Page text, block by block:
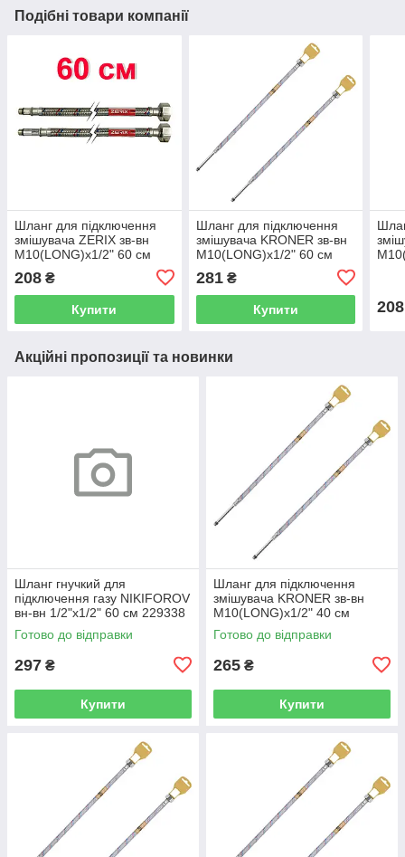
Подібні товари компанії
Шланг для підключення
змішувача ZERIX зв-вн
M10(LONG)x1/2" 60 см
208 ₴
Купити
Шланг для підключення
змішувача KRONER зв-вн
M10(LONG)x1/2" 60 см
281₴
Купити 208
Акційні пропозиції та новинки
Шланг гнучкий для
підключення газу NIKIFOROV
вн-вн 1/2"x1/2" 60 см 229338
CV026945
Готово до відправки
297 ₴
Купити
Шланг для підключення
змішувача KRONER зв-вн
M10(LONG)x1/2" 40 см
297361 CV036710
Готово до відправки
265 ₴
Купити